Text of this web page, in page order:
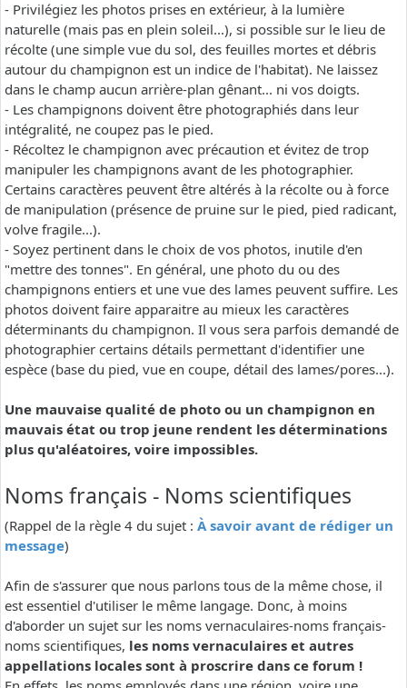
- Privilégiez les photos prises en extérieur, à la lumière
naturelle (mais pas en plein soleil...), si possible sur le lieu de
récolte (une simple vue du sol, des feuilles mortes et débris
autour du champignon est un indice de l'habitat). Ne laissez
dans le champ aucun arrière-plan gênant... ni vos doigts.
- Les champignons doivent être photographiés dans leur
intégralité, ne coupez pas le pied.
- Récoltez le champignon avec précaution et évitez de trop
manipuler les champignons avant de les photographier.
Certains caractères peuvent être altérés à la récolte ou à force
de manipulation (présence de pruine sur le pied, pied radicant,
volve fragile...).
- Soyez pertinent dans le choix de vos photos, inutile d'en
"mettre des tonnes". En général, une photo du ou des
champignons entiers et une vue des lames peuvent suffire. Les
photos doivent faire apparaitre au mieux les caractères
déterminants du champignon. Il vous sera parfois demandé de
photographier certains détails permettant d'identifier une
espèce (base du pied, vue en coupe, détail des lames/pores...).
Une mauvaise qualité de photo ou un champignon en
mauvais état ou trop jeune rendent les déterminations
plus qu'aléatoires, voire impossibles.
Noms français - Noms scientifiques
(Rappel de la règle 4 du sujet : À savoir avant de rédiger un
message)
Afin de s'assurer que nous parlons tous de la même chose, il
est essentiel d'utiliser le même langage. Donc, à moins
d'aborder un sujet sur les noms vernaculaires-noms français-
noms scientifiques, les noms vernaculaires et autres
appellations locales sont à proscrire dans ce forum !